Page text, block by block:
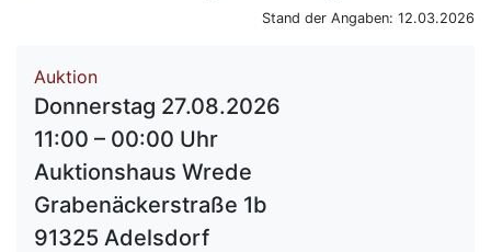
Stand der Angaben: 12.03.2026
Auktion
Donnerstag 27.08.2026
11:00 – 00:00 Uhr
Auktionshaus Wrede
Grabenäckerstraße 1b
91325 Adelsdorf